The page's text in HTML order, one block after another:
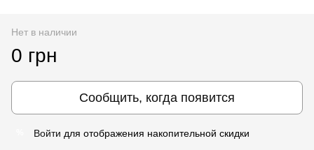
Нет в наличии
0 грн
Сообщить, когда появится
Войти для отображения накопительной скидки